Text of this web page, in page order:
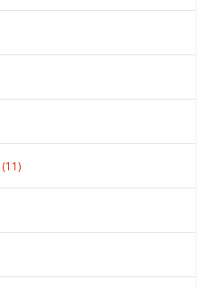
(11)